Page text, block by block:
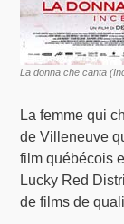
La donna che canta
La femme qui
de Villeneuve
film québécois
Lucky Red
de films de